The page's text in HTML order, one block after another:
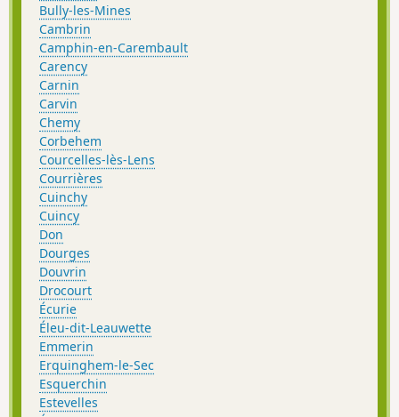
Bully-les-Mines
Cambrin
Camphin-en-Carembault
Carency
Carnin
Carvin
Chemy
Corbehem
Courcelles-lès-Lens
Courrières
Cuinchy
Cuincy
Don
Dourges
Douvrin
Drocourt
Écurie
Éleu-dit-Leauwette
Emmerin
Erquinghem-le-Sec
Esquerchin
Estevelles